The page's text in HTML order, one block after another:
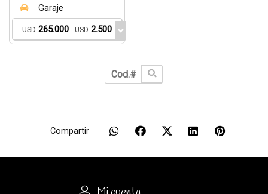
Garaje
USD 265.000 USD 2.500
Compartir